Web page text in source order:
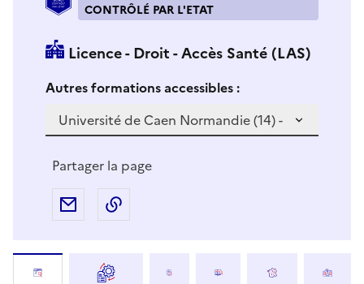
CONTRÔLÉ PAR L'ETAT
Licence - Droit - Accès Santé (LAS)
Si vous sélectionnez une formation dans la zone
Autres formations accessibles :S
v
Partager la page
Partager par e-mail